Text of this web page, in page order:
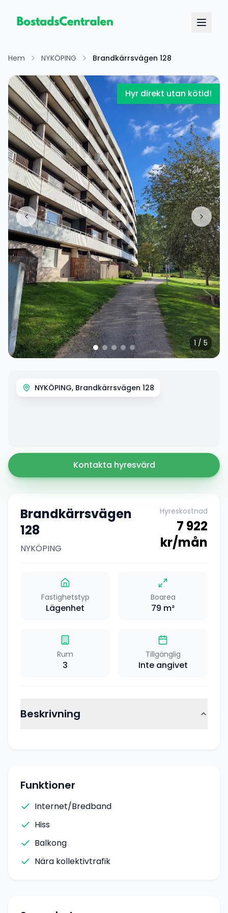
Hem NYKÖPING Brandkärrsvägen 128
Hyr direkt utan kötid!
1 / 5
NYKÖPING, Brandkärrsvägen 128
Kontakta hyresvärd
Brandkärrsvägen
128
NYKÖPING
Hyreskostnad
7 922
kr/mån
Fastighetstyp
Lägenhet
Boarea
79 m²
Rum
3
Tillgänglig
Inte angivet
Beskrivning
Funktioner
Internet/Bredband
Hiss
Balkong
Nära kollektivtrafik